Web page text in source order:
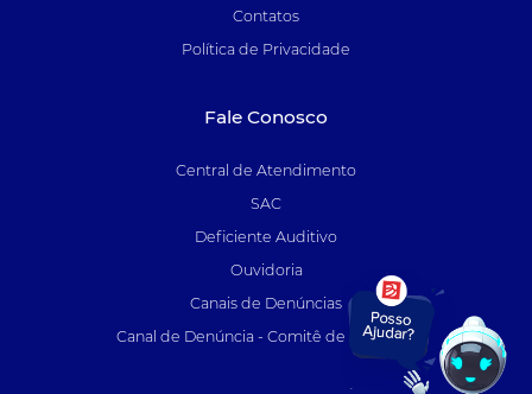
Contatos
Política de Privacidade
Fale Conosco
Central de Atendimento
SAC
Deficiente Auditivo
Ouvidoria
Canais de Denúncias
Canal de Denúncia - Comitê de Auditoria